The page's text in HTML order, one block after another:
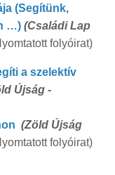
(Segítünk,
…) (Családi Lap
folyóirat)
a szelektív
Újság -
(Zöld Újság
folyóirat)